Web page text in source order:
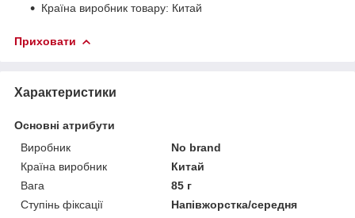
Країна виробник товару: Китай
Приховати
Характеристики
Основні атрибути
Виробник
No brand
Країна виробник
Китай
Вага
85 г
Ступінь фіксації
Напівжорстка/середня